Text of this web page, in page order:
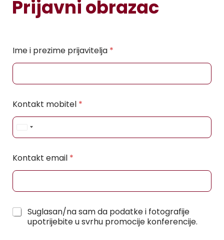
Prijavni obrazac
Ime i prezime prijavitelja *
l
u
b
n
a
N
s
o
Kontakt mobitel *
i
d
Kontakt email *
S
Suglasan/na sam da podatke i fotografije
upotrijebite u svrhu promocije konferencije.